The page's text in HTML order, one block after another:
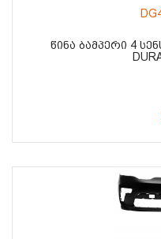
ᲬᲘᲜᲐ ᲑᲐᲛᲞᲔᲠᲘ 4